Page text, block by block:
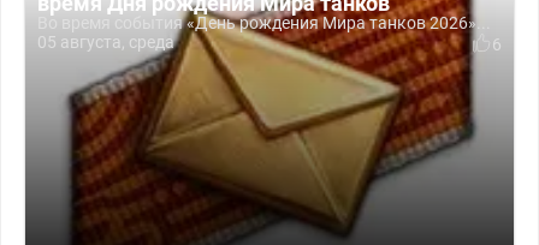
Во время события «День рождения Мира танков 2026»...
05 августа, среда
6